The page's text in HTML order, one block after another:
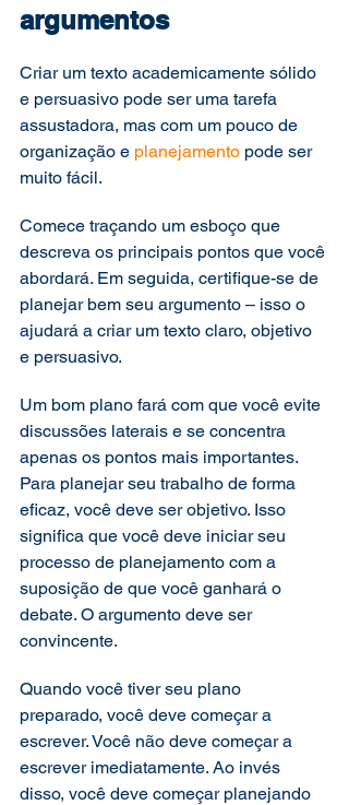
argumentos
Criar um texto academicamente sólido
e persuasivo pode ser uma tarefa
assustadora, mas com um pouco de
organização e planejamento pode ser
muito fácil.
Comece traçando um esboço que
descreva os principais pontos que você
abordará. Em seguida, certifique-se de
planejar bem seu argumento – isso o
ajudará a criar um texto claro, objetivo
e persuasivo.
Um bom plano fará com que você evite
discussões laterais e se concentra
apenas os pontos mais importantes.
Para planejar seu trabalho de forma
eficaz, você deve ser objetivo. Isso
significa que você deve iniciar seu
processo de planejamento com a
suposição de que você ganhará o
debate. O argumento deve ser
convincente.
Quando você tiver seu plano
preparado, você deve começar a
escrever. Você não deve começar a
escrever imediatamente. Ao invés
disso, você deve começar planejando